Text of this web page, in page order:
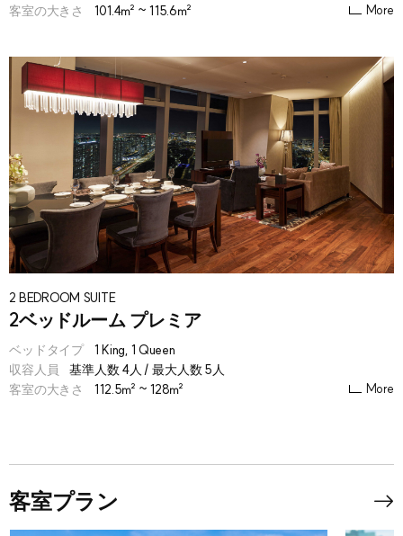
客室の大きさ
101.4㎡ ~ 115.6㎡ More
2 BEDROOM SUITE
2ベッドルーム プレミア
ベッドタイプ
1 King, 1 Queen
収容人員
基準人数 4人 / 最大人数 5人
客室の大きさ
112.5㎡ ~ 128㎡ More
客室プラン